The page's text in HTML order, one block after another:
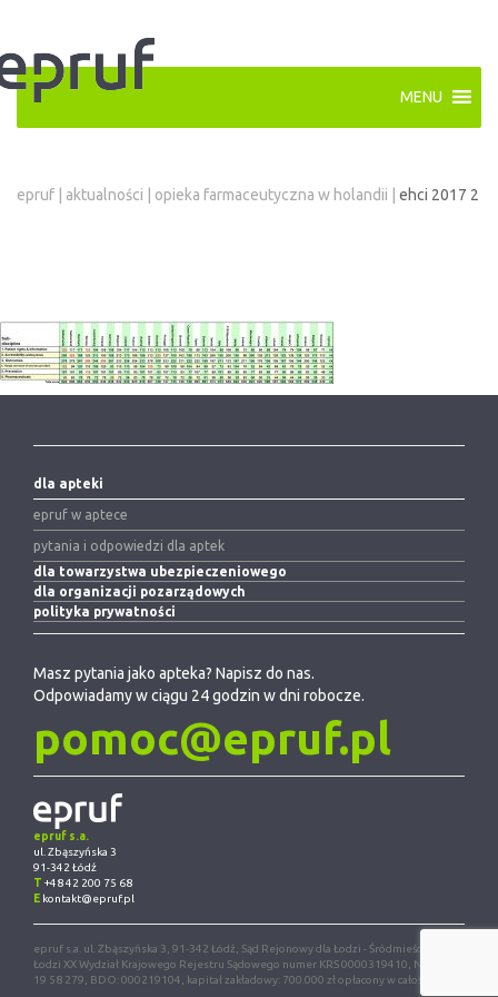
MENU
epruf aktualności opieka farmaceutyczna w holandii ehci 2017 2
dla apteki
epruf w aptece
pytania i odpowiedzi dla aptek
dla towarzystwa ubezpieczeniowego
dla organizacji pozarządowych
polityka prywatności
Masz pytania jako apteka? Napisz do nas.
Odpowiadamy w ciągu 24 godzin w dni robocze.
pomoc@epruf.pl
epruf s.a.
ul. Zbąszyńska 3
91-342 Łódź
T +48 42 200 75 68
E kontakt@epruf.pl
epruf s.a. ul. Zbąszyńska 3, 91-342 Łódź, Sąd Rejonowy dla Łodzi - Śródmieścia w
Łodzi XX Wydział Krajowego Rejestru Sądowego numer KRS 0000319410, NIP 947
19 58 279, BDO: 000219104, kapitał zakładowy: 700.000 zł opłacony w całości.